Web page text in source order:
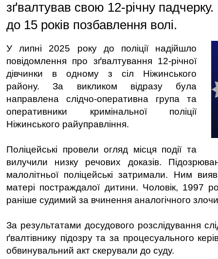
зґвалтував свою 12-річну
до 15 років позбавлення волі.
У липні 2025 року до поліції надійшло
повідомлення про зґвалтування 12-річної
дівчинки в одному з сіл Ніжинського
району. За викликом відразу була
направлена слідчо-оперативна група та
оперативники кримінальної поліції
Ніжинського райуправління.
Поліцейські провели огляд місця події та
вилучили низку речових доказів.
малолітньої поліцейські затримали. Ним
матері постраждалої дитини. Чоловік, 1997
раніше судимий за вчинення аналогічного
За результатами досудового розслідування
ґвалтівнику підозру та за процесуального
обвинувальний акт скерували до суду.